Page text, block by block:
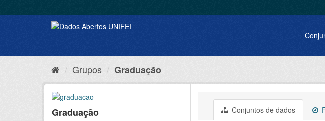
Grupos Graduação
Graduação Conjuntos de dados